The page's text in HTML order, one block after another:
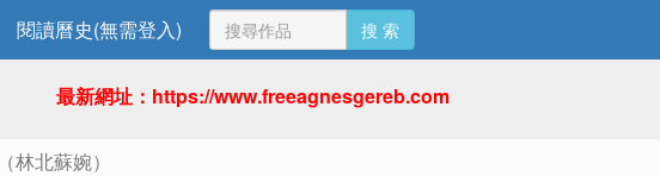
閱讀曆史(無需登入) 搜 索
最新網址：https://www.freeagnesgereb.com
林北蘇婉）